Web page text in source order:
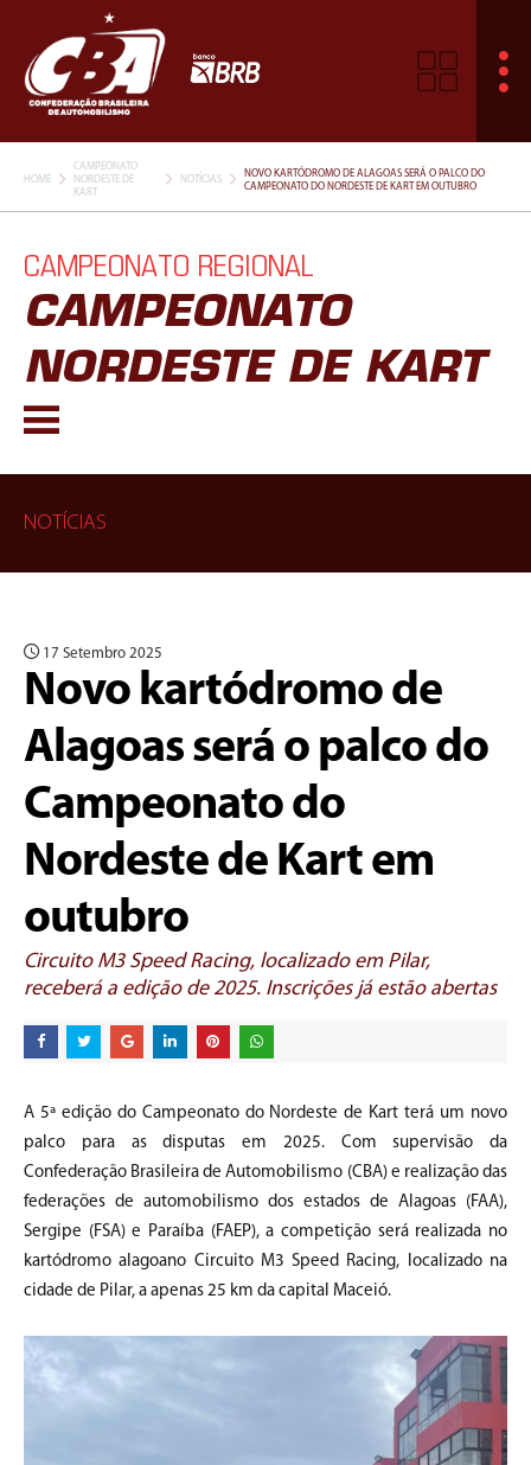
HOME
CAMPEONATO
NORDESTE DE
KART
NOTÍCIAS
NOVO KARTÓDROMO DE ALAGOAS SERÁ O PALCO DO
CAMPEONATO DO NORDESTE DE KART EM OUTUBRO
CAMPEONATO REGIONAL
CAMPEONATO
NORDESTE DE KART
NOTÍCIAS
17 Setembro 2025
Novo kartódromo de
Alagoas será o palco do
Campeonato do
Nordeste de Kart em
outubro
Circuito M3 Speed Racing, localizado em Pilar,
receberá a edição de 2025. Inscrições já estão abertas
A 5ª edição do Campeonato do Nordeste de Kart terá um novo
palco para as disputas em 2025. Com supervisão da
Confederação Brasileira de Automobilismo (CBA) e realização das
federações de automobilismo dos estados de Alagoas (FAA),
Sergipe (FSA) e Paraíba (FAEP), a competição será realizada no
kartódromo alagoano Circuito M3 Speed Racing, localizado na
cidade de Pilar, a apenas 25 km da capital Maceió.